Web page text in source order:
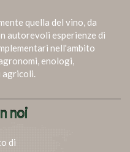
quella del vino, da
autorevoli esperienze di
nell'ambito
enologi,
agricoli.
noi
di